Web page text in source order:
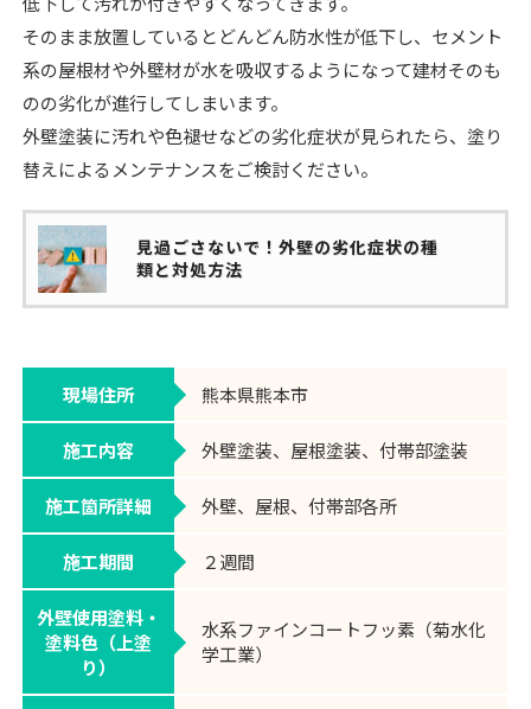
そのまま放置しているとどんどん防水性が低下し、セメント
系の屋根材や外壁材が水を吸収するようになって建材そのも
のの劣化が進行してしまいます。
外壁塗装に汚れや色褪せなどの劣化症状が見られたら、塗り
替えによるメンテナンスをご検討ください。
見過ごさないで！外壁の劣化症状の種
類と対処方法
現場住所 熊本県熊本市
施工内容 外壁塗装、屋根塗装、付帯部塗装
施工箇所詳細 外壁、屋根、付帯部各所
施工期間 ２週間
外壁使用塗料・
塗料色（上塗
り）
水系ファインコートフッ素（菊水化
学工業）